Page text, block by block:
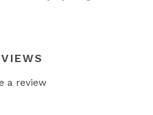
a review